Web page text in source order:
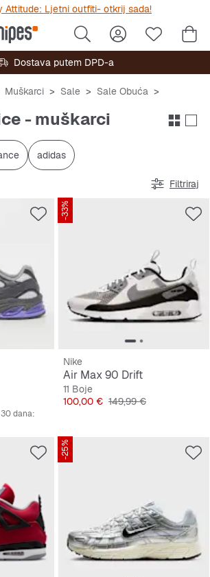
Attitude: Ljetni outfiti- otkrij sada!
Dostava putem DPD-a
Muškarci Sale
Sale Obuća
- muškarci
adidas
Filtriraj
dana:
-33%
Nike
Air Max 90 Drift
11 Boje
Cijena
100,00 € Originalna cijena
149,99 €
-25%